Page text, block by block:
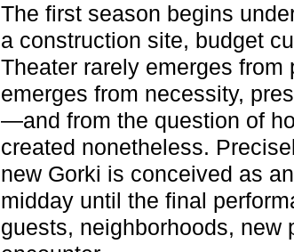
The first season begins
a construction site, budget
Theater rarely emerges
emerges from necessity,
—and from the question of
created nonetheless.
new Gorki is conceived as
midday until the final
guests, neighborhoods, new